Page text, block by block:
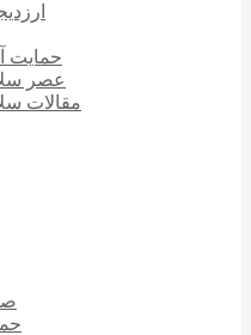
حمایت
عصر
مقالات